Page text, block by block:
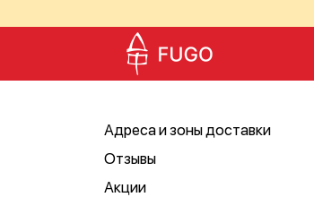
Адреса и зоны доставки
Отзывы
Акции